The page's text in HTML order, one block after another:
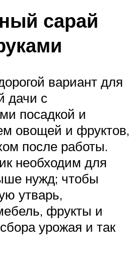
сарай
вариант для
дачи с
посадкой и
овощей и фруктов,
после работы.
необходим для
нужд; чтобы
утварь,
фрукты и
урожая и так